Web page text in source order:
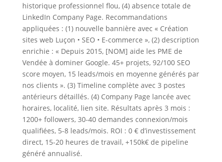
historique professionnel flou, (4) absence totale de
LinkedIn Company Page. Recommandations
appliquées : (1) nouvelle bannière avec « Création
sites web Luçon • SEO • E-commerce », (2) description
enrichie : « Depuis 2015, [NOM] aide les PME de
Vendée à dominer Google. 45+ projets, 92/100 SEO
score moyen, 15 leads/mois en moyenne générés par
nos clients ». (3) Timeline complète avec 3 postes
antérieurs détaillés. (4) Company Page lancée avec
horaires, localité, lien site. Résultats après 3 mois :
1200+ followers, 30-40 demandes connexion/mois
qualifiées, 5-8 leads/mois. ROI : 0 € d’investissement
direct, 15-20 heures de travail, +150k€ de pipeline
généré annualisé.